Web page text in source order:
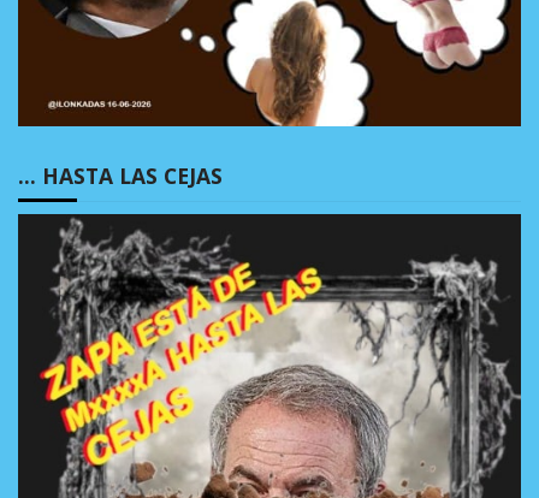
… HASTA LAS CEJAS